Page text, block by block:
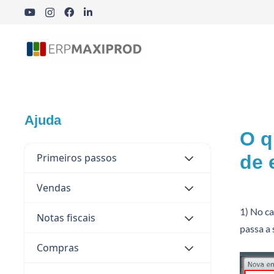
Ajuda
Primeiros passos
Vendas
Notas fiscais
Compras
O
de
1) No
passa